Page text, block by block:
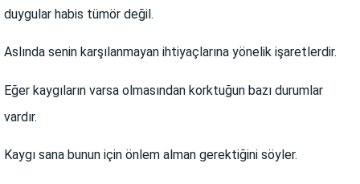
duygular habis tümör değil.
Aslında senin karşılanmayan ihtiyaçlarına yönelik işaretlerdir.
Eğer kaygıların varsa olmasından korktuğun bazı durumlar
vardır.
Kaygı sana bunun için önlem alman gerektiğini söyler.